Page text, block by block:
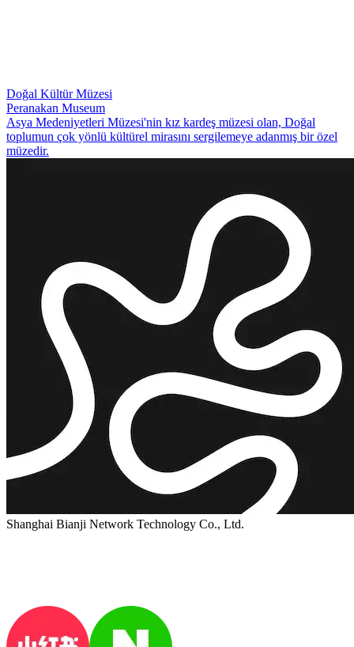
Doğal Kültür Müzesi
Peranakan Museum
Asya Medeniyetleri Müzesi'nin kız kardeş müzesi olan, Doğal
toplumun çok yönlü kültürel mirasını sergilemeye adanmış bir özel
müzedir.
Shanghai Bianji Network Technology Co., Ltd.